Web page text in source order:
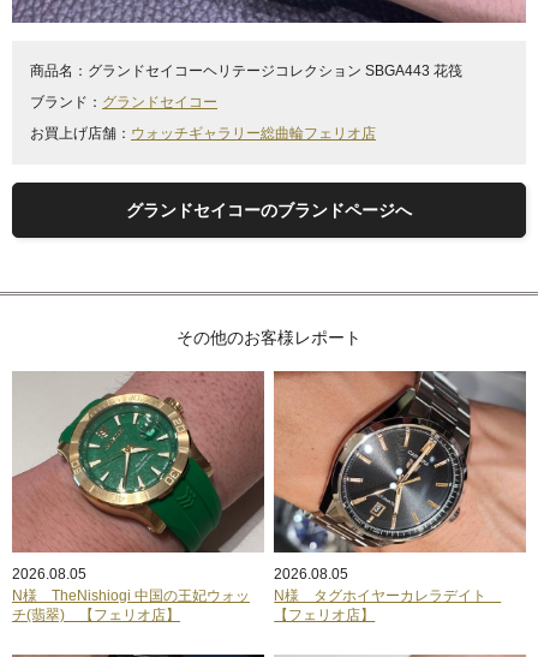
商品名： グランドセイコーヘリテージコレクション SBGA443 花筏
ブランド： グランドセイコー
お買上げ店舗： ウォッチギャラリー総曲輪フェリオ店
グランドセイコーのブランドページへ
その他のお客様レポート
2026.08.05
N様 TheNishiogi 中国の王妃ウォッ
チ(翡翠) 【フェリオ店】
2026.08.05
N様 タグホイヤーカレラデイト
【フェリオ店】